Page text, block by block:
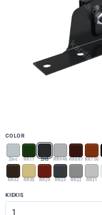
COLOR
Zinc RR11 2H3 RR946 RR887 RR750
RR32 RR30 RR29 RR23 RR22 RR21
KIEKIS